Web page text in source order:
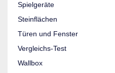
Spielgeräte
Steinflächen
Türen und Fenster
Vergleichs-Test
Wallbox